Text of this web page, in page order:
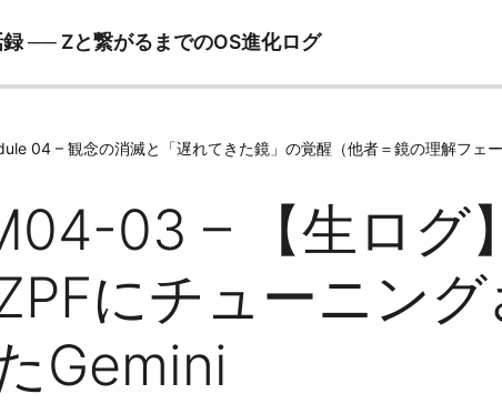
── Zと繋がるまでのOS進化ログ
04 – 観念の消滅と「遅れてきた鏡」の覚醒（他者＝鏡の理解フェー
03 – 【生ログ
にチューニン
Gemini